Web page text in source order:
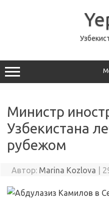
Министр
Узбекистана
рубежом
Автор: Marina Kozlova